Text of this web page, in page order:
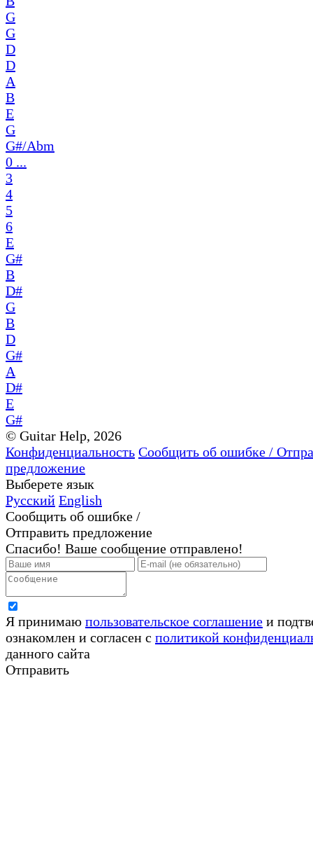
G
G
D
D
A
B
E
G
G#/Abm
0 ...
3
4
5
6
E
G#
B
D#
G
B
D
G#
A
D#
E
G#
© Guitar Help, 2026
Конфиденциальность Сообщить об ошибке /
предложение
Выберете язык
Русский English
Сообщить об ошибке /
Отправить предложение
Спасибо! Ваше сообщение отправлено!
Я принимаю пользовательское соглашение и
ознакомлен и согласен с политикой
данного сайта
Отправить